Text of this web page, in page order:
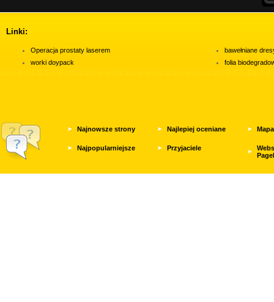
Linki:
Operacja prostaty laserem
worki doypack
bawełniane
folia
Najnowsze strony Najlepiej oceniane
Najpopularniejsze Przyjaciele